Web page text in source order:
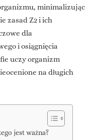
minimalizując
zasad Z2 i ich
dla
i osiągnięcia
uczy organizm
na długich
jest ważna?